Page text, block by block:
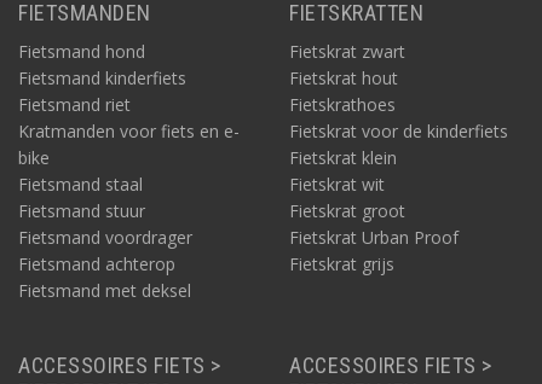
FIETSMANDEN
Fietsmand hond
Fietsmand kinderfiets
Fietsmand riet
Kratmanden voor fiets en e-
bike
Fietsmand staal
Fietsmand stuur
Fietsmand voordrager
Fietsmand achterop
Fietsmand met deksel
FIETSKRATTEN
Fietskrat zwart
Fietskrat hout
Fietskrathoes
Fietskrat voor de kinderfiets
Fietskrat klein
Fietskrat wit
Fietskrat groot
Fietskrat Urban Proof
Fietskrat grijs
ACCESSOIRES FIETS >
ACCESSOIRES FIETS >